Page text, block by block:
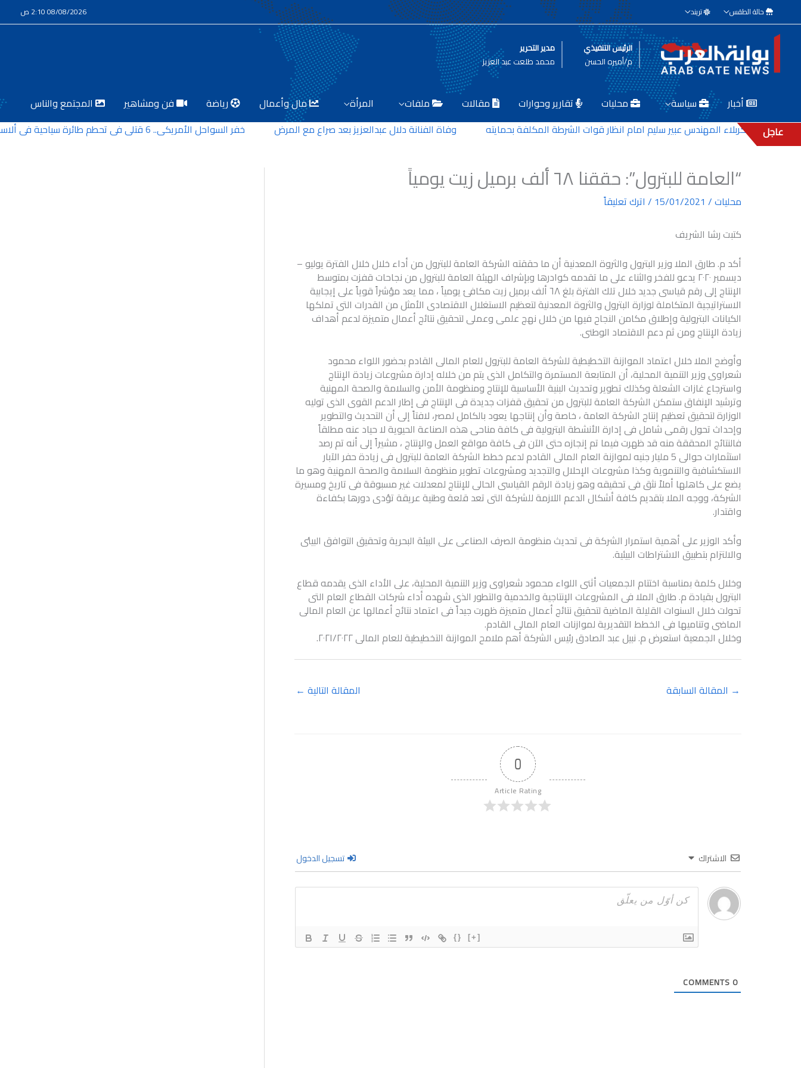
إلى
المحتوى
حالة الطقس تريند 08/08/2026 2:10 ص
الرئيس التنفيذي
م/أميره الحسن
مدير التحرير
محمد طلعت عبد العزيز
أخبار سياسة محليات تقارير وحوارات مقالات ملفات المرأة مال وأعمال رياضة فن ومشاهير
المجتمع والناس
عاجل
بلدية كربلاء المهندس عبير سليم امام انظار قوات الشرطة المكلفة بحمايته وفاة الفنانة دلال عبدالعزيز بعد صراع مع المرض خفر السواحل الأمريكي.. 6 قتلى في تحطم طائرة سياحية في ألاسكا
“العامة للبترول”: حققنا ٦٨ ألف برميل زيت يومياً
محليات/
15/01/2021
/ اترك تعليقاً
كتبت رشا الشريف
أكد م. طارق الملا وزير البترول والثروة المعدنية أن ما حققته الشركة العامة للبترول من أداء خلال خلال الفترة يوليو –
ديسمبر ٢٠٢٠ يدعو للفخر والثناء على ما تقدمه كوادرها وبإشراف الهيئة العامة للبترول من نجاحات قفزت بمتوسط
الإنتاج إلى رقم قياسى جديد خلال تلك الفترة بلغ ٦٨ ألف برميل زيت مكافئ يومياً ، مما يعد مؤشراً قوياً على إيجابية
الاستراتيجية المتكاملة لوزارة البترول والثروة المعدنية لتعظيم الاستغلال الاقتصادى الأمثل من القدرات التى تملكها
الكيانات البترولية وإطلاق مكامن النجاح فيها من خلال نهج علمى وعملى لتحقيق نتائج أعمال متميزة لدعم أهداف
زيادة الإنتاج ومن ثم دعم الاقتصاد الوطنى.
وأوضح الملا خلال اعتماد الموازنة التخطيطية للشركة العامة للبترول للعام المالى القادم بحضور اللواء محمود
شعراوى وزير التنمية المحلية، أن المتابعة المستمرة والتكامل الذى يتم من خلاله إدارة مشروعات زيادة الإنتاج
واسترجاع غازات الشعلة وكذلك تطوير وتحديث البنية الأساسية للإنتاج ومنظومة الأمن والسلامة والصحة المهنية
وترشيد الإنفاق ستمكن الشركة العامة للبترول من تحقيق قفزات جديدة فى الإنتاج فى إطار الدعم القوى الذى توليه
الوزارة لتحقيق تعظيم إنتاج الشركة العامة ، خاصة وأن إنتاجها يعود بالكامل لمصر، لافتاً إلى أن التحديث والتطوير
وإحداث تحول رقمى شامل فى إدارة الأنشطة البترولية فى كافة مناحى هذه الصناعة الحيوية لا حياد عنه مطلقاً
فالنتائج المحققة منه قد ظهرت فيما تم إنجازه حتى الآن فى كافة مواقع العمل والإنتاج ، مشيراً إلى أنه تم رصد
استثمارات حوالى 5 مليار جنيه لموازنة العام المالى القادم لدعم خطط الشركة العامة للبترول فى زيادة حفر الآبار
الاستكشافية والتنموية وكذا مشروعات الإحلال والتجديد ومشروعات تطوير منظومة السلامة والصحة المهنية وهو ما
يضع على كاهلها أملاً نثق فى تحقيقه وهو زيادة الرقم القياسى الحالى للإنتاج لمعدلات غير مسبوقة فى تاريخ ومسيرة
الشركة، ووجه الملا بتقديم كافة أشكال الدعم اللازمة للشركة التى تعد قلعة وطنية عريقة تؤدى دورها بكفاءة
واقتدار.
وأكد الوزير على أهمية استمرار الشركة فى تحديث منظومة الصرف الصناعى على البيئة البحرية وتحقيق التوافق البيئى
والالتزام بتطبيق الاشتراطات البيئية.
وخلال كلمة بمناسبة اختتام الجمعيات أثنى اللواء محمود شعراوى وزير التنمية المحلية، على الأداء الذى يقدمه قطاع
البترول بقيادة م. طارق الملا فى المشروعات الإنتاجية والخدمية والتطور الذى شهده أداء شركات القطاع العام التى
تحولت خلال السنوات القليلة الماضية لتحقيق نتائج أعمال متميزة ظهرت جيداً فى اعتماد نتائج أعمالها عن العام المالى
الماضى وتناميها فى الخطط التقديرية لموازنات العام المالى القادم.
وخلال الجمعية استعرض م. نبيل عبد الصادق رئيس الشركة أهم ملامح الموازنة التخطيطية للعام المالى ٢٠٢١/٢٠٢٢.
→ المقالة السابقة المقالة التالية ←
0
Article Rating
الاشتراك تسجيل الدخول
{} [+]
0